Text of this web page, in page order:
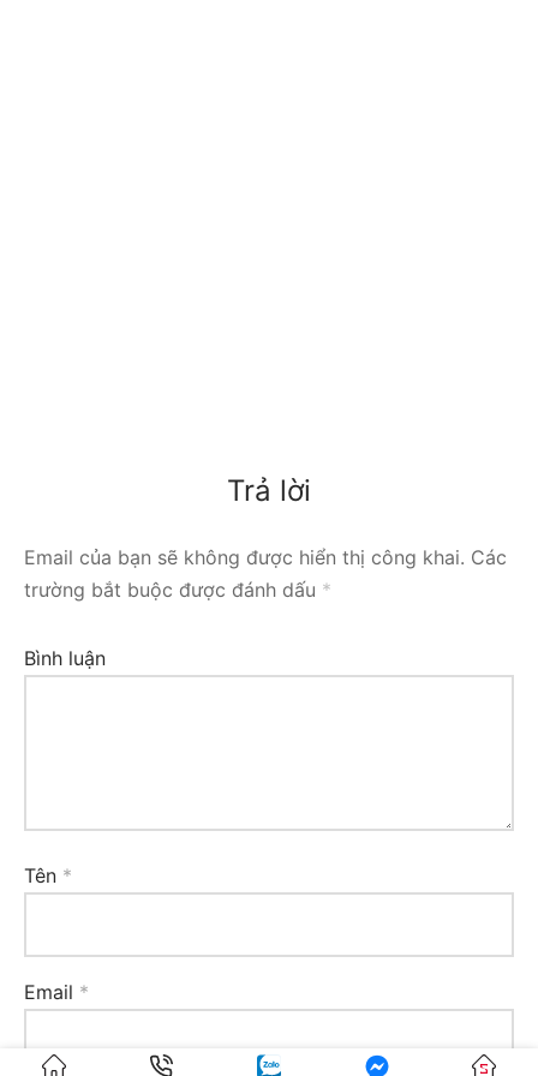
Trả lời
Email của bạn sẽ không được hiển thị công khai. Các
trường bắt buộc được đánh dấu *
Bình luận
Tên *
Email *